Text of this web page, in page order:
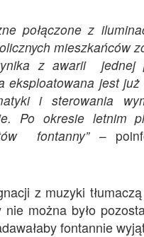
połączone z
mieszkańców
z awarii jednej
eksploatowana jest
i sterowania
Po okresie letnim
fontanny”–
z muzyki
można było
fontannie